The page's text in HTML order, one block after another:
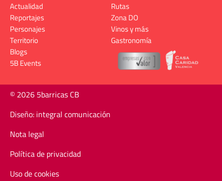
Actualidad
Reportajes
Personajes
Territorio
Rutas
Zona DO
Vinos y más
Gastronomía
Blogs
5B Events
© 2026 5barricas CB
Diseño: integral comunicación
Nota legal
Política de privacidad
Uso de cookies